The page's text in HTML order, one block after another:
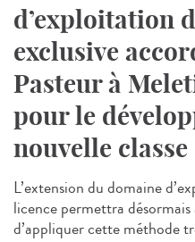
d’exploitation
exclusive
Pasteur à
pour le
nouvelle
L’extension du domaine
licence permettra
d’appliquer cette méthode